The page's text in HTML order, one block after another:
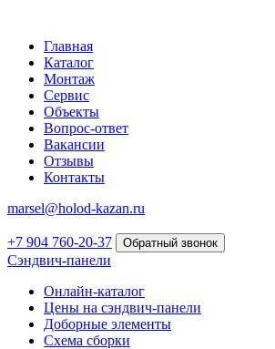
Главная
Каталог
Монтаж
Сервис
Объекты
Вопрос-ответ
Вакансии
Отзывы
Контакты
marsel@holod-kazan.ru
+7 904 760-20-37 Обратный звонок
Сэндвич-панели
Онлайн-каталог
Цены на сэндвич-панели
Доборные элементы
Схема сборки